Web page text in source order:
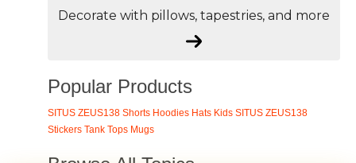
Decorate with pillows, tapestries, and more
Popular Products
SITUS ZEUS138 Shorts Hoodies Hats Kids SITUS ZEUS138
Stickers Tank Tops Mugs